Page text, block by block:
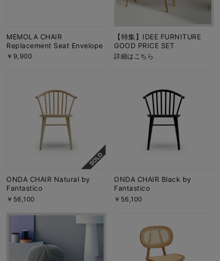
MEMOLA CHAIR
Replacement Seat Envelope
￥9,900
【特集】IDEE FURNITURE
GOOD PRICE SET
詳細はこちら
ONDA CHAIR Natural by
Fantastico
￥56,100
ONDA CHAIR Black by
Fantastico
￥56,100